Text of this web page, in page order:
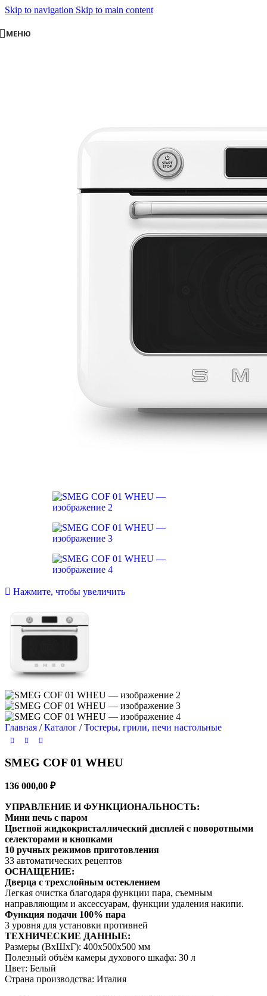
Skip to navigation Skip to main content
МЕНЮ
Нажмите, чтобы увеличить
Главная / Каталог / Тостеры, грили, печи настольные
SMEG COF 01 WHEU
136 000,00 ₽
УПРАВЛЕНИЕ И ФУНКЦИОНАЛЬНОСТЬ:
Мини печь с паром
Цветной жидкокристаллический дисплей с поворотными
селекторами и кнопками
10 ручных режимов приготовления
33 автоматических рецептов
ОСНАЩЕНИЕ:
Дверца с трехслойным остеклением
Легкая очистка благодаря функции пара, съемным
направляющим и аксессуарам, функции удаления накипи.
Функция подачи 100% пара
3 уровня для установки противней
ТЕХНИЧЕСКИЕ ДАННЫЕ:
Размеры (ВхШхГ): 400x500x500 мм
Полезный объём камеры духового шкафа: 30 л
Цвет: Белый
Страна производства: Италия